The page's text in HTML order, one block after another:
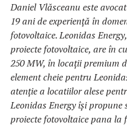
Daniel Vlăsceanu este
19 ani de experiență în
fotovoltaice. Leonidas
proiecte fotovoltaice, are în
250 MW, în locații premium
element cheie pentru
atenție a locatiilor alese
Leonidas Energy își propune
proiecte fotovoltaice pana la